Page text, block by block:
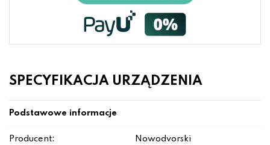
SPECYFIKACJA URZĄDZENIA
Podstawowe informacje
Producent: Nowodvorski